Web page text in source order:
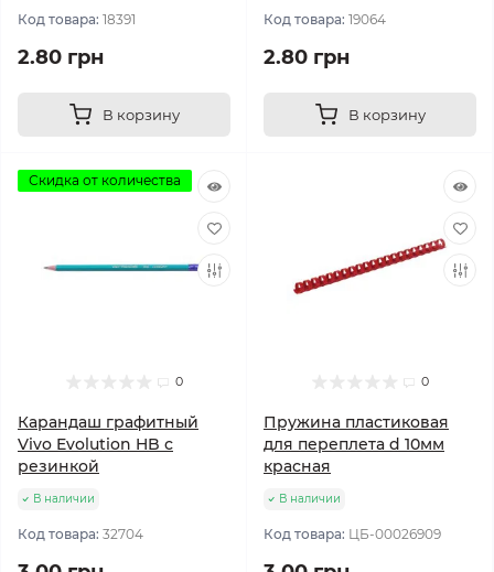
Код товара: 18391
2.80 грн
В корзину
Код товара: 19064
2.80 грн
В корзину
Скидка от количества
0
Карандаш графитный
Vivo Evolution HB с
резинкой
В наличии
Код товара: 32704
0
Пружина пластиковая
для переплета d 10мм
красная
В наличии
Код товара: ЦБ-00026909